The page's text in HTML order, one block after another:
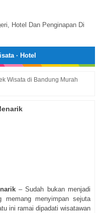
Hotel Dan Penginapan Di
· Hotel
Wisata di Bandung Murah
– Sudah bukan menjadi
menyimpan sejuta
ini ramai dipadati wisatawan